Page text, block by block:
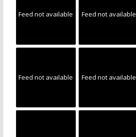
Feed not available Feed not available
Feed not available Feed not available